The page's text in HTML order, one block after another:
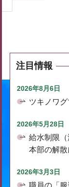
注目情報
2026年8月6日
ツキノワ
2026年5月28日
給水制限
本部の解散
2026年3月3日
職員の「